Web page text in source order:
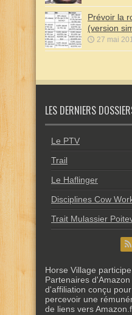
Prévoir la
(version
27 mai
LES DERNIERS
Le PTV
Trail
Le Haflinger
Disciplines Cow
Trait Mulassier
Horse Village
Partenaires
d'affiliation conçu
percevoir une
de liens vers